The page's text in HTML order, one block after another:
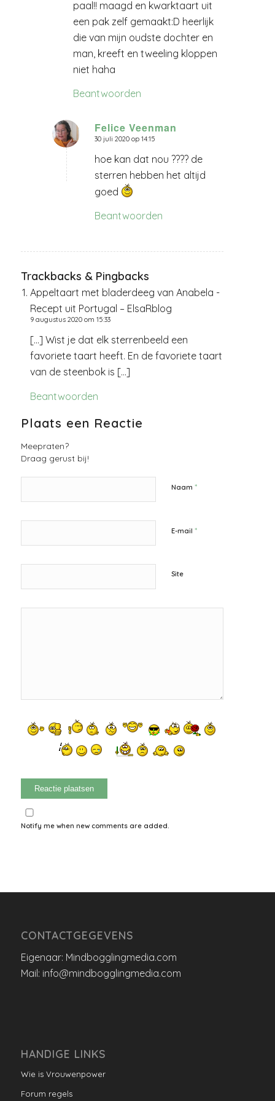
paal!! maagd en kwarktaart uit
een pak zelf gemaakt:D heerlijk
die van mijn oudste dochter en
man, kreeft en tweeling kloppen
niet haha
Beantwoorden
Felice Veenman
zegt:
30 juli 2020 op 14:15
hoe kan dat nou ???? de
sterren hebben het altijd
goed
Beantwoorden
Trackbacks & Pingbacks
Appeltaart met bladerdeeg van Anabela -
Recept uit Portugal – ElsaRblog
9 augustus 2020 om 15:33
[…] Wist je dat elk sterrenbeeld een
favoriete taart heeft. En de favoriete taart
van de steenbok is […]
Beantwoorden
Plaats een Reactie
Meepraten?
Draag gerust bij!
Naam *
E-mail *
Site
Notify me when new comments are added.
CONTACTGEGEVENS
Eigenaar: Mindbogglingmedia.com
Mail: info@mindbogglingmedia.com
HANDIGE LINKS
Wie is Vrouwenpower
Forum regels